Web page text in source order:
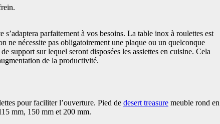
parfaitement à vos besoins. La table inox à roulettes est
ne nécessite pas obligatoirement une plaque ou un quelconque
support sur lequel seront disposées les assiettes en cuisine. Cela
de la productivité.
pour faciliter l’ouverture. Pied de desert treasure meuble rond en
mm, 150 mm et 200 mm.